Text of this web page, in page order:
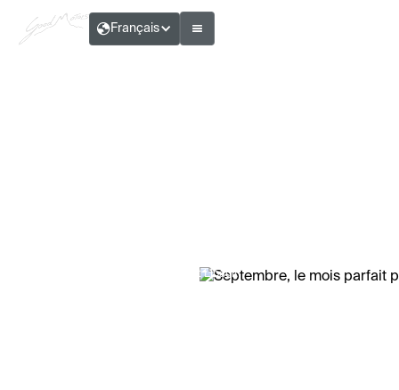
Français
Thibault Libault